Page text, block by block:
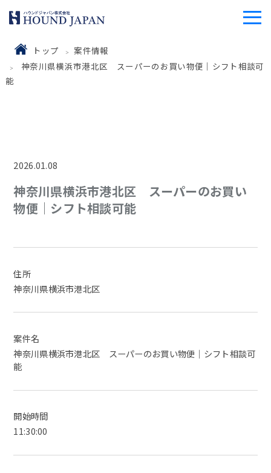
トップ
案件情報
神奈川県横浜市港北区 スーパーのお買い物便｜シフト相談可
能
2026.01.08
神奈川県横浜市港北区 スーパーのお買い
物便｜シフト相談可能
住所
神奈川県横浜市港北区
案件名
神奈川県横浜市港北区 スーパーのお買い物便｜シフト相談可
能
開始時間
11:30:00